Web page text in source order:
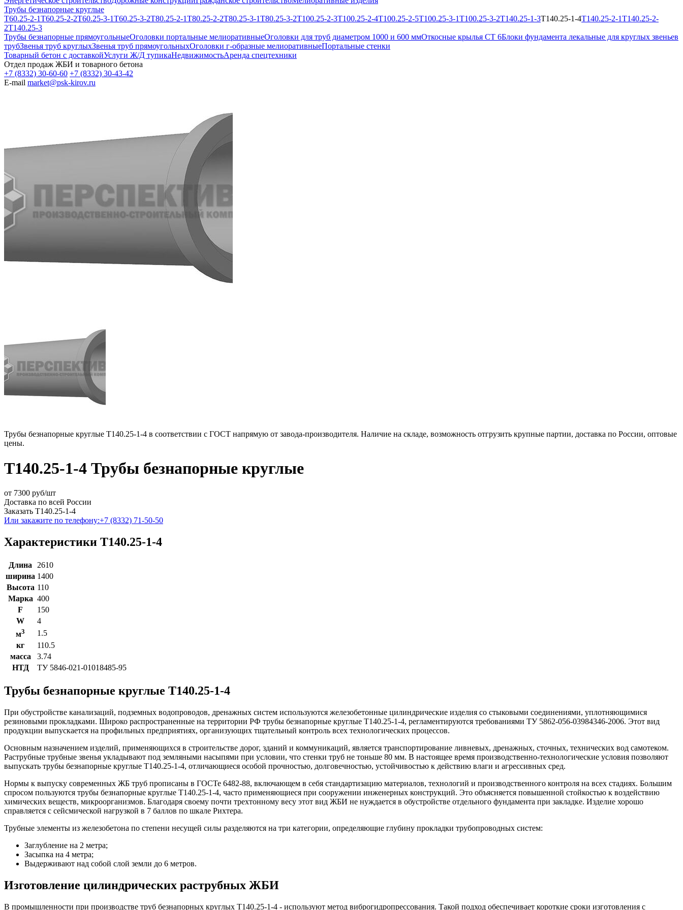
Трубы безнапорные круглые
Т60.25-2-1Т60.25-2-2Т60.25-3-1Т60.25-3-2Т80.25-2-1Т80.25-2-2Т80.25-3-1Т80.25-3-2Т100.25-2-3Т100.25-2-4Т100.25-2-5Т100.25-3-1Т100.25-3-2Т140.25-1-3Т140.25-1-4Т140.25-2-1Т140.25-2-
2Т140.25-3
Трубы безнапорные прямоугольныеОголовки портальные мелиоративныеОголовки для труб диаметром 1000 и 600 ммОткосные крылья СТ 6Блоки фундамента лекальные для круглых звеньев
трубЗвенья труб круглыхЗвенья труб прямоугольныхОголовки г-образные мелиоративныеПортальные стенки
Товарный бетон с доставкойУслуги Ж/Д тупикаНедвижимостьАренда спецтехники
Отдел продаж ЖБИ и товарного бетона
+7 (8332) 30-60-60 +7 (8332) 30-43-42
E-mail market@psk-kirov.ru
Трубы безнапорные круглые Т140.25-1-4 в соответствии с ГОСТ напрямую от завода-производителя. Наличие на складе, возможность отгрузить крупные партии, доставка по России, оптовые
цены.
Т140.25-1-4 Трубы безнапорные круглые
от 7300 руб/шт
Доставка по всей России
Заказать Т140.25-1-4
Или закажите по телефону:+7 (8332) 71-50-50
Характеристики Т140.25-1-4
Длина
2610
ширина 1400
Высота 110
Марка 400
F
150
W
4
м3
1.5
кг
110.5
масса
3.74
НТД
ТУ 5846-021-01018485-95
Трубы безнапорные круглые Т140.25-1-4
При обустройстве канализаций, подземных водопроводов, дренажных систем используются железобетонные цилиндрические изделия со стыковыми соединениями, уплотняющимися
резиновыми прокладками. Широко распространенные на территории РФ трубы безнапорные круглые Т140.25-1-4, регламентируются требованиями ТУ 5862-056-03984346-2006. Этот вид
продукции выпускается на профильных предприятиях, организующих тщательный контроль всех технологических процессов.
Основным назначением изделий, применяющихся в строительстве дорог, зданий и коммуникаций, является транспортирование ливневых, дренажных, сточных, технических вод самотеком.
Раструбные трубные звенья укладывают под земляными насыпями при условии, что стенки труб не тоньше 80 мм. В настоящее время производственно-технологические условия позволяют
выпускать трубы безнапорные круглые Т140.25-1-4, отличающиеся особой прочностью, долговечностью, устойчивостью к действию влаги и агрессивных сред.
Нормы к выпуску современных ЖБ труб прописаны в ГОСТе 6482-88, включающем в себя стандартизацию материалов, технологий и производственного контроля на всех стадиях. Большим
спросом пользуются трубы безнапорные круглые Т140.25-1-4, часто применяющиеся при сооружении инженерных конструкций. Это объясняется повышенной стойкостью к воздействию
химических веществ, микроорганизмов. Благодаря своему почти трехтонному весу этот вид ЖБИ не нуждается в обустройстве отдельного фундамента при закладке. Изделие хорошо
справляется с сейсмической нагрузкой в 7 баллов по шкале Рихтера.
Трубные элементы из железобетона по степени несущей силы разделяются на три категории, определяющие глубину прокладки трубопроводных систем:
Заглубление на 2 метра;
Засыпка на 4 метра;
Выдерживают над собой слой земли до 6 метров.
Изготовление цилиндрических раструбных ЖБИ
В промышленности при производстве труб безнапорных круглых Т140.25-1-4 - используют метод виброгидропрессования. Такой подход обеспечивает короткие сроки изготовления с